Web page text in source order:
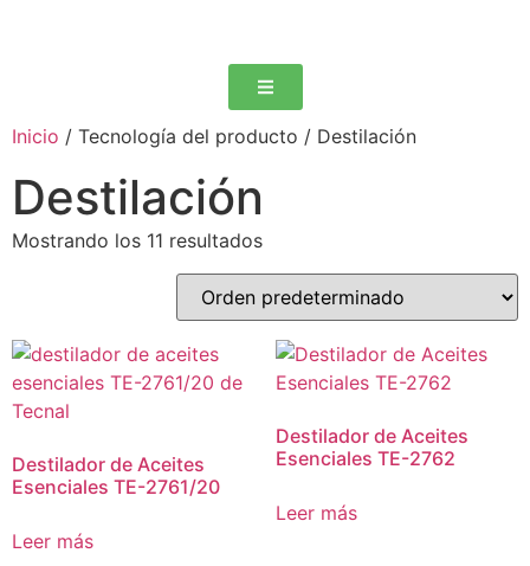
Inicio / Tecnología del producto / Destilación
Destilación
Mostrando los 11 resultados
Destilador de Aceites
Esenciales TE-2761/20
Leer más
Destilador de Aceites
Esenciales TE-2762
Leer más